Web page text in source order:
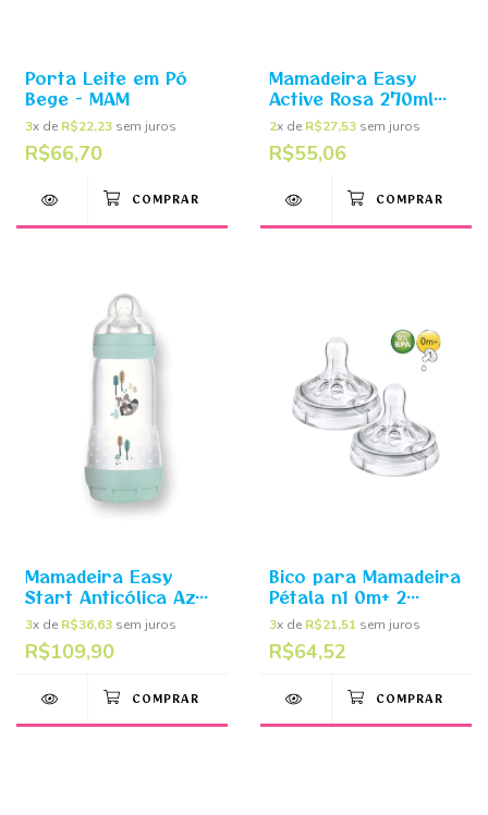
Porta Leite em Pó
Bege - MAM
3x de R$22,23 sem juros
R$66,70
Mamadeira Easy
Active Rosa 270ml
(2m+) - MAM
2x de R$27,53 sem juros
R$55,06
Mamadeira Easy
Start Anticólica Azul
320ml - MAM
3x de R$36,63 sem juros
R$109,90
Bico para Mamadeira
Pétala n1 0m+ 2
unidades - Philips
Avent
3x de R$21,51 sem juros
R$64,52